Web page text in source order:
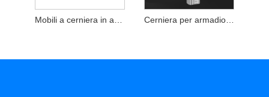
Cerniera per armadio da cucina in acciaio inox per armadio e divano